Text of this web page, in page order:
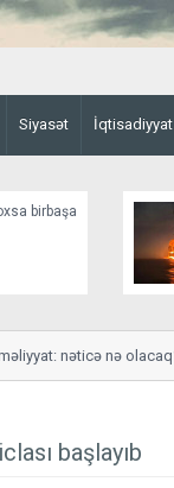
Siyasət İqtisadiyyat
birbaşa
nəticə nə olacaq?
başlayıb